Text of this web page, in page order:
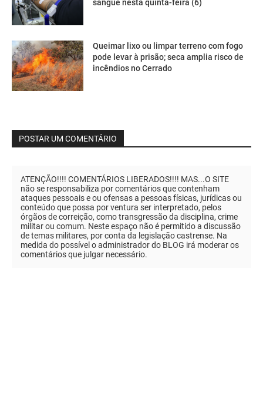
sangue nesta quinta-feira (6)
Queimar lixo ou limpar terreno com fogo
pode levar à prisão; seca amplia risco de
incêndios no Cerrado
POSTAR UM COMENTÁRIO
ATENÇÃO!!!! COMENTÁRIOS LIBERADOS!!!! MAS...O SITE
não se responsabiliza por comentários que contenham
ataques pessoais e ou ofensas a pessoas físicas, jurídicas ou
conteúdo que possa por ventura ser interpretado, pelos
órgãos de correição, como transgressão da disciplina, crime
militar ou comum. Neste espaço não é permitido a discussão
de temas militares, por conta da legislação castrense. Na
medida do possível o administrador do BLOG irá moderar os
comentários que julgar necessário.